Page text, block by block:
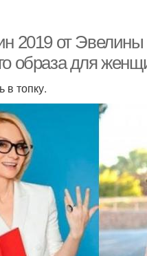
2019 от
образа для
в топку.